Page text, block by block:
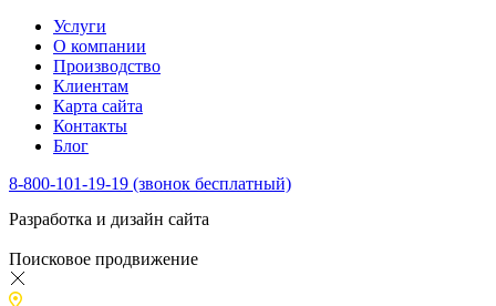
Услуги
О компании
Производство
Клиентам
Карта сайта
Контакты
Блог
8-800-101-19-19 (звонок бесплатный)
Разработка и дизайн сайта
Поисковое продвижение